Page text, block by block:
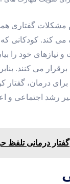
گفتاری
‌کند. کودکانی که
نیازهای خود را
می ‌کنند.
برای درمان، گفتار
رشد اجتماعی و
گفتار درمانی تلفظ